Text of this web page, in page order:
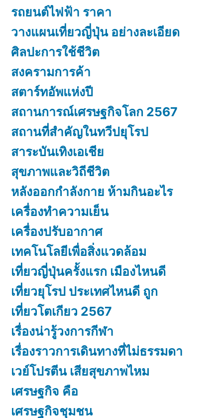
รถยนต์ไฟฟ้า ราคา
วางแผนเที่ยวญี่ปุ่น อย่างละเอียด
ศิลปะการใช้ชีวิต
สงครามการค้า
สตาร์ทอัพแห่งปี
สถานการณ์เศรษฐกิจโลก 2567
สถานที่สำคัญในทวีปยุโรป
สาระบันเทิงเอเชีย
สุขภาพและวิถีชีวิต
หลังออกกําลังกาย ห้ามกินอะไร
เครื่องทำความเย็น
เครื่องปรับอากาศ
เทคโนโลยีเพื่อสิ่งแวดล้อม
เที่ยวญี่ปุ่นครั้งแรก เมืองไหนดี
เที่ยวยุโรป ประเทศไหนดี ถูก
เที่ยวโตเกียว 2567
เรื่องน่ารู้วงการกีฬา
เรื่องราวการเดินทางที่ไม่ธรรมดา
เวย์โปรตีน เสียสุขภาพไหม
เศรษฐกิจ คือ
เศรษฐกิจชุมชน